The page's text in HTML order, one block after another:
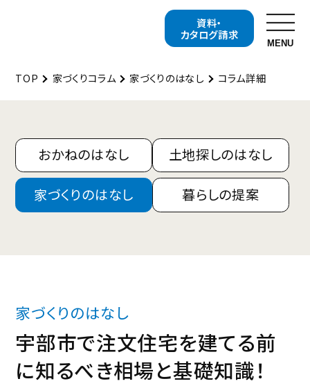
資料・
カタログ請求
MENU
探す
イベントを探す
キャンペーンを探す
セキスイハイムについて知る
セキスイハイムの特長
セキスイハイムの工場
商品ラインナップ
家づくりガイド
会社情報
TOP 家づくりコラム 家づくりのはなし コラム詳細
おかねのはなし 土地探しのはなし
家づくりのはなし 暮らしの提案
家づくりのはなし
宇部市で注文住宅を建てる前
に知るべき相場と基礎知識！